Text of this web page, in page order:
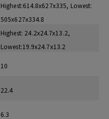
Highest:614.8x627x335, Lowest:
505x627x334.8
Highest: 24.2x24.7x13.2,
Lowest:19.9x24.7x13.2
10
22.4
6.3